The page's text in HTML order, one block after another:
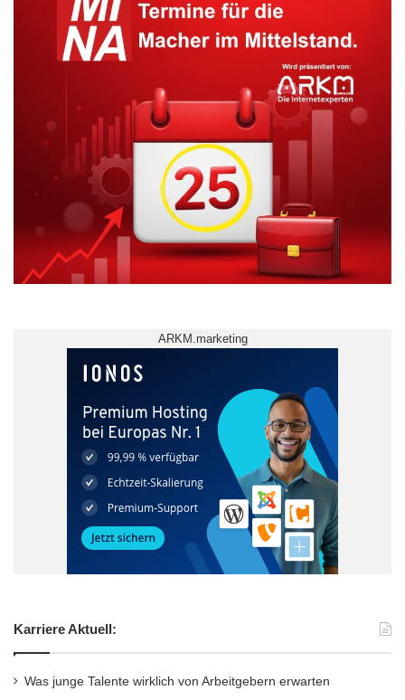
ARKM.marketing
Karriere Aktuell:
Was junge Talente wirklich von Arbeitgebern erwarten